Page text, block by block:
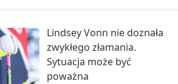
Lindsey Vonn nie doznała
zwykłego złamania.
Sytuacja może być
poważna